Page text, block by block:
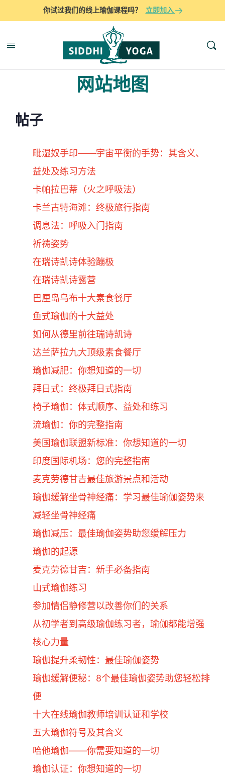
你试过我们的线上瑜伽课程吗？ 立即加入
网站地图
帖子
毗湿奴手印——宇宙平衡的手势：其含义、
益处及练习方法
卡帕拉巴蒂（火之呼吸法）
卡兰古特海滩：终极旅行指南
调息法：呼吸入门指南
祈祷姿势
在瑞诗凯诗体验蹦极
在瑞诗凯诗露营
巴厘岛乌布十大素食餐厅
鱼式瑜伽的十大益处
如何从德里前往瑞诗凯诗
达兰萨拉九大顶级素食餐厅
瑜伽减肥：你想知道的一切
拜日式：终极拜日式指南
椅子瑜伽：体式顺序、益处和练习
流瑜伽：你的完整指南
美国瑜伽联盟新标准：你想知道的一切
印度国际机场：您的完整指南
麦克劳德甘吉最佳旅游景点和活动
瑜伽缓解坐骨神经痛：学习最佳瑜伽姿势来
减轻坐骨神经痛
瑜伽减压：最佳瑜伽姿势助您缓解压力
瑜伽的起源
麦克劳德甘吉：新手必备指南
山式瑜伽练习
参加情侣静修营以改善你们的关系
从初学者到高级瑜伽练习者，瑜伽都能增强
核心力量
瑜伽提升柔韧性：最佳瑜伽姿势
瑜伽缓解便秘：8个最佳瑜伽姿势助您轻松排
便
十大在线瑜伽教师培训认证和学校
五大瑜伽符号及其含义
哈他瑜伽——你需要知道的一切
瑜伽认证：你想知道的一切